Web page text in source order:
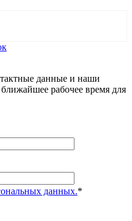
данные и наши
рабочее время для
данных.*